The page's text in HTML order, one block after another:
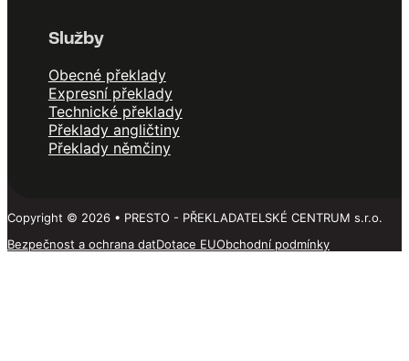
Služby
Obecné překlady
Expresní překlady
Technické překlady
Překlady angličtiny
Překlady němčiny
Copyright © 2026 • PRESTO - PŘEKLADATELSKÉ CENTRUM s.r.o.
Bezpečnost a ochrana datDotace EUObchodní podmínky